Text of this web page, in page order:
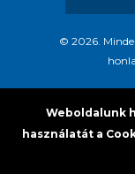
© 2026.
Weboldalunk
használatát a